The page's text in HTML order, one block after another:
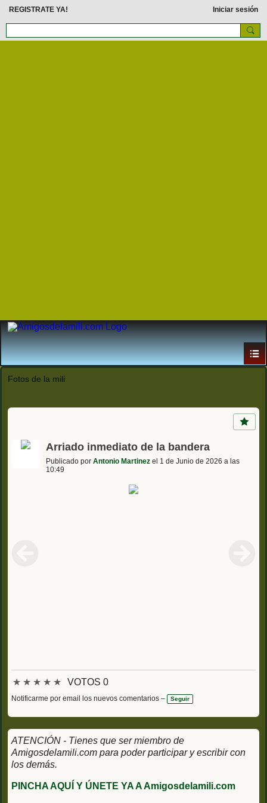
REGISTRATE YA! Iniciar sesión
Fotos de la mili
Arriado inmediato de la bandera
Publicado por Antonio Martinez el 1 de Junio de 2026 a las
10:49
★ ★ ★ ★ ★ VOTOS 0
Notificarme por email los nuevos comentarios – Seguir
ATENCIÓN - Tienes que ser miembro de
Amigosdelamili.com para poder participar y escribir con
los demás.
PINCHA AQUÍ Y ÚNETE YA A Amigosdelamili.com